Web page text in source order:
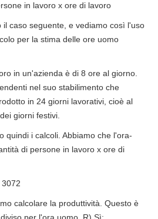
in lavoro x ore di lavoro
il caso seguente, e vediamo così l'uso
per la stima delle ore uomo
in un'azienda è di 8 ore al giorno.
nel suo stabilimento che
in 24 giorni lavorativi, cioè al
giorni festivi.
quindi i calcoli. Abbiamo che l'ora-
di persone in lavoro x ore di
calcolare la produttività. Questo è
per l'ora uomo. R) Sì: